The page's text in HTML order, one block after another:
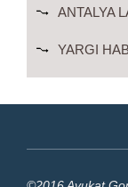
ANTALYA
YARGI